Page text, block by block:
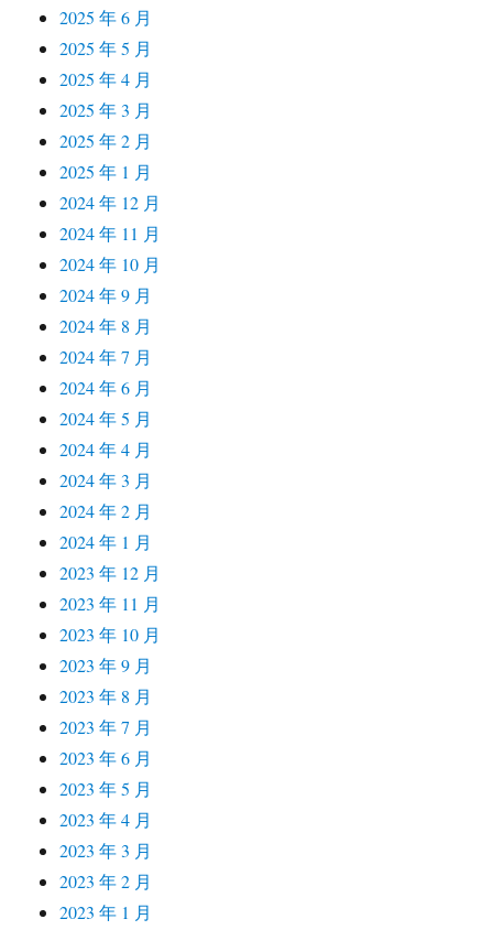
2025 年 6 月
2025 年 5 月
2025 年 4 月
2025 年 3 月
2025 年 2 月
2025 年 1 月
2024 年 12 月
2024 年 11 月
2024 年 10 月
2024 年 9 月
2024 年 8 月
2024 年 7 月
2024 年 6 月
2024 年 5 月
2024 年 4 月
2024 年 3 月
2024 年 2 月
2024 年 1 月
2023 年 12 月
2023 年 11 月
2023 年 10 月
2023 年 9 月
2023 年 8 月
2023 年 7 月
2023 年 6 月
2023 年 5 月
2023 年 4 月
2023 年 3 月
2023 年 2 月
2023 年 1 月